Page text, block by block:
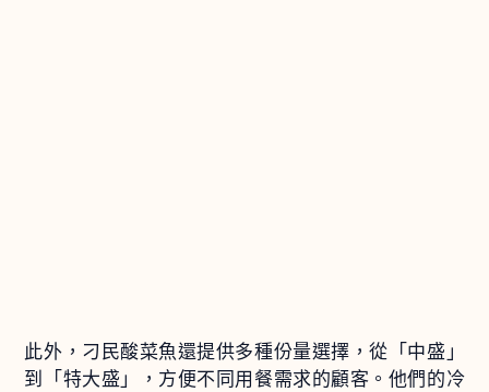
此外，刁民酸菜魚還提供多種份量選擇，從「中盛」
到「特大盛」，方便不同用餐需求的顧客。他們的冷